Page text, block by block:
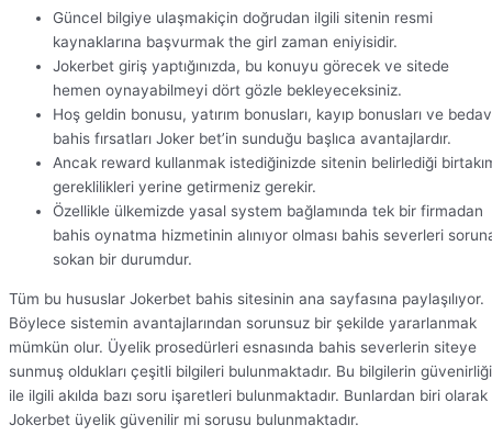
Güncel bilgiye ulaşmakiçin doğrudan ilgili sitenin resmi
kaynaklarına başvurmak the girl zaman eniyisidir.
Jokerbet giriş yaptığınızda, bu konuyu görecek ve sitede
hemen oynayabilmeyi dört gözle bekleyeceksiniz.
Hoş geldin bonusu, yatırım bonusları, kayıp bonusları ve
bahis fırsatları Joker bet’in sunduğu başlıca avantajlardır.
Ancak reward kullanmak istediğinizde sitenin belirlediği
gereklilikleri yerine getirmeniz gerekir.
Özellikle ülkemizde yasal system bağlamında tek bir firmadan
bahis oynatma hizmetinin alınıyor olması bahis severleri
sokan bir durumdur.
Tüm bu hususlar Jokerbet bahis sitesinin ana sayfasına paylaşılıyor.
Böylece sistemin avantajlarından sorunsuz bir şekilde yararlanmak
mümkün olur. Üyelik prosedürleri esnasında bahis severlerin siteye
sunmuş oldukları çeşitli bilgileri bulunmaktadır. Bu bilgilerin güvenirliği
ile ilgili akılda bazı soru işaretleri bulunmaktadır. Bunlardan biri olarak
Jokerbet üyelik güvenilir mi sorusu bulunmaktadır.